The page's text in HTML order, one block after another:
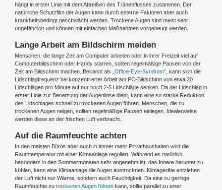
hängt in erster Linie mit dem Abreißen des Tränenflusses zusammen. Der
natürliche Schutzfilm der Augen kann durch externe Faktoren aber auch
krankheitsbedingt geschwächt werden. Trockene Augen sind meist sehr
ungefährlich und können mit einfachen Maßnahmen vorgebeugt werden.
Lange Arbeit am Bildschirm meiden
Menschen, die lange Zeit am Computer arbeiten oder in ihrer Freizeit viel auf
Computerbildschirm oder Handy starren, sollten regelmäßige Pausen von der
Zeit am Bildschirm machen. Bekannt als
„Office-Eye-Syndrom“ , kann sich die
Lidschlagfrequenz bei konzentrierter Arbeit am PC-Bildschirm von etwa 20
Lidschlägen pro Minute auf nur noch 2-5 Lidschläge senken. Da der Lidschlag in
erster Linie zur Benetzung der Augenlinse dient, kann eine so starke Reduktion
des Lidschlages schnell zu trockenen Augen führen. Menschen, die zu
trockenen Augen neigen, sollten regelmäßige Pausen einlegen. Idealerweise
werden diese an der frischen Luft verbracht.
Auf die Raumfeuchte achten
In den meisten Büros aber auch in immer mehr Privathaushalten wird die
Raumtemperatur mit einer Klimaanlage reguliert. Während es natürlich
besonders in den Sommermonaten sehr angenehm ist, das Innere herunter zu
kühlen, kann eine Klimaanlage die Augen austrocknen. Klimageräte entziehen
der Luft nicht nur Wärme, sondern auch Feuchtigkeit. Da eine zu geringe
Raumfeuchte zu trockenen Augen führen kann, sollte parallel zu einer